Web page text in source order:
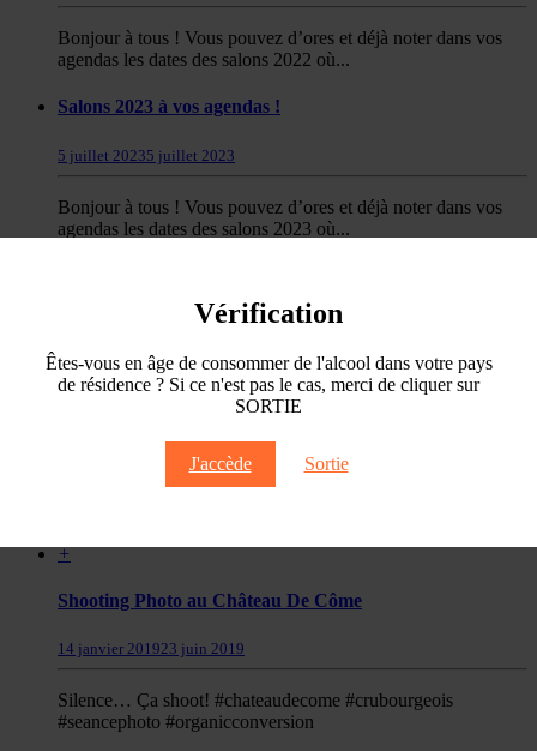
Vérification
Êtes-vous en âge de consommer de l'alcool dans votre pays
de résidence ? Si ce n'est pas le cas, merci de cliquer sur
SORTIE
J'accède Sortie
Bonjour à tous ! Vous pouvez d’ores et déjà noter dans vos
agendas les dates des salons 2022 où...
Salons 2023 à vos agendas !
5 juillet 20235 juillet 2023
Bonjour à tous ! Vous pouvez d’ores et déjà noter dans vos
agendas les dates des salons 2023 où...
17 juin 2026
Comme chaque année, nous venons à votre rencontre ! Vous
pouvez d’ores et déjà retenir les dates suivantes :...
+
Côme dans “Réponse à tout !”
+
Shooting Photo au Château De Côme
14 janvier 201923 juin 2019
Silence… Ça shoot! #chateaudecome #crubourgeois
#seancephoto #organicconversion